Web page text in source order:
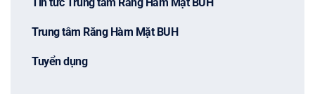
Trung tâm Răng Hàm Mặt BUH
Tuyển dụng